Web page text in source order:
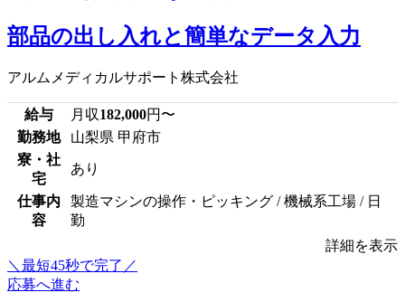
部品の出し入れと簡単なデータ入力
アルムメディカルサポート株式会社
給与 月収182,000円〜
勤務地
山梨県 甲府市
寮・社
宅
あり
仕事内
容
製造マシンの操作・ピッキング / 機械系工場 / 日
勤
詳細を表示
＼最短45秒で完了／
応募へ進む